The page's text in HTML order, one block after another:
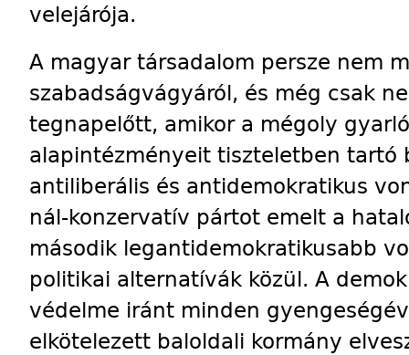
velejárója.
A magyar társadalom persze nem
szabadságvágyáról, és még csak
tegnapelőtt, amikor a mégoly
alapintézményeit tiszteletben tartó
antiliberális és antidemokratikus
nál-konzervatív pártot emelt a
második legantidemokratikusabb
politikai alternatívák közül. A
védelme iránt minden
elkötelezett baloldali kormány